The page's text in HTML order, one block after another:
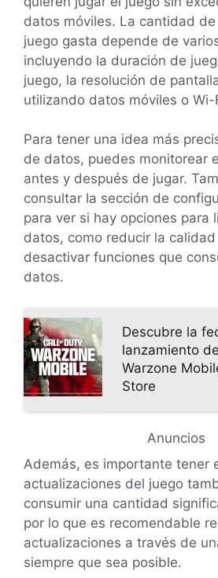
datos móviles. La cantidad
juego gasta depende de
incluyendo la duración de
juego, la resolución de
utilizando datos móviles o Wi-
Para tener una idea más
de datos, puedes monitorear
antes y después de jugar.
consultar la sección de
para ver si hay opciones para
datos, como reducir la
desactivar funciones que
datos.
Descubre la
lanzamiento
Warzone
Store
Anuncios
Además, es importante tener
actualizaciones del juego
consumir una cantidad
por lo que es recomendable
actualizaciones a través de
siempre que sea posible.